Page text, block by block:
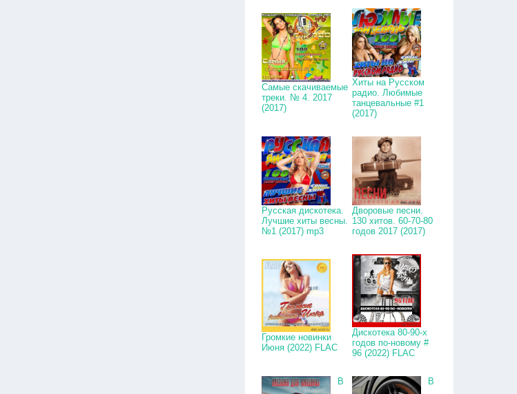
Самые скачиваемые
треки. № 4. 2017
(2017)
Хиты на Русском
радио. Любимые
танцевальные #1
(2017)
Русская дискотека.
Лучшие хиты весны.
№1 (2017) mp3
Дворовые песни.
130 хитов. 60-70-80
годов 2017 (2017)
Громкие новинки
Июня (2022) FLAC
Дискотека 80-90-х
годов по-новому #
96 (2022) FLAC
В В